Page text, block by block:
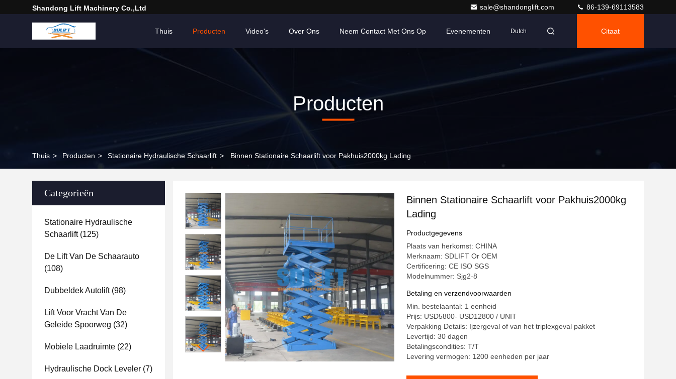
Shandong Lift Machinery Co.,Ltd sale@shandonglift.com 86-139-69113583
Thuis Producten Video's Over Ons Neem Contact Met Ons Op Evenementen Dutch Citaat
Producten
Thuis > Producten > Stationaire Hydraulische Schaarlift > Binnen Stationaire Schaarlift voor Pakhuis2000kg Lading
Categorieën
Stationaire Hydraulische
Schaarlift(125)
De Lift Van De Schaarauto
(108)
Dubbeldek Autolift(98)
Lift Voor Vracht Van De
Geleide Spoorweg (32)
Mobiele Laadruimte (22)
Hydraulische Dock Leveler (7)
Binnen Stationaire Schaarlift voor Pakhuis2000kg
Lading
Productgegevens
Plaats van herkomst: CHINA
Merknaam: SDLIFT Or OEM
Certificering: CE ISO SGS
Modelnummer: Sjg2-8
Betaling en verzendvoorwaarden
Min. bestelaantal: 1 eenheid
Prijs: USD5800- USD12800 / UNIT
Verpakking Details: Ijzergeval of van het triplexgeval pakket
Levertijd: 30 dagen
Betalingscondities: T/T
Levering vermogen: 1200 eenheden per jaar